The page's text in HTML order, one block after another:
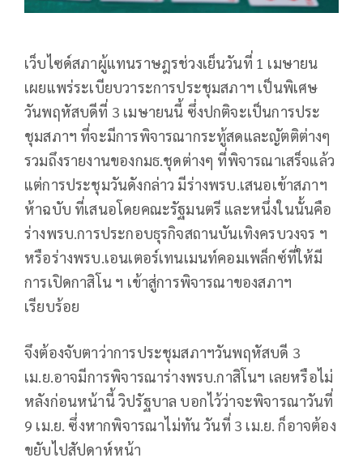
เว็บไซด์สภาผู้แทนราษฎรช่วงเย็นวันที่ 1 เมษายน
เผยแพร่ระเบียบวาระการประชุมสภาฯ เป็นพิเศษ
วันพฤหัสบดีที่ 3 เมษายนนี้ ซึ่งปกติจะเป็นการประ
ชุมสภาฯ ที่จะมีการพิจารณากระทู้สดและญัตติต่างๆ
รวมถึงรายงานของกมธ.ชุดต่างๆ ที่พิจารณาเสร็จแล้ว
แต่การประชุมวันดังกล่าว มีร่างพรบ.เสนอเข้าสภาฯ
ห้าฉบับ ที่เสนอโดยคณะรัฐมนตรี และหนึ่งในนั้นคือ
ร่างพรบ.การประกอบธุรกิจสถานบันเทิงครบวงจร ฯ
หรือร่างพรบ.เอนเตอร์เทนเมนท์คอมเพล็กซ์ที่ให้มี
การเปิดกาสิโน ฯ เข้าสู่การพิจารณาของสภาฯ
เรียบร้อย
จึงต้องจับตาว่าการประชุมสภาฯวันพฤหัสบดี 3
เม.ย.อาจมีการพิจารณาร่างพรบ.กาสิโนฯ เลยหรือไม่
หลังก่อนหน้านี้ วิปรัฐบาล บอกไว้ว่าจะพิจารณาวันที่
9 เม.ย. ซึ่งหากพิจารณาไม่ทัน วันที่ 3 เม.ย. ก็อาจต้อง
ขยับไปสัปดาห์หน้า